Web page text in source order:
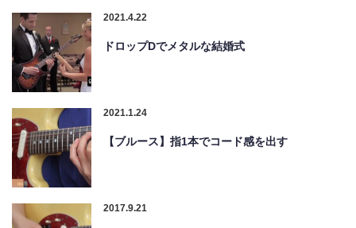
2021.4.22
ドロップDでメタルな結婚式
2021.1.24
【ブルース】指1本でコード感を出す
2017.9.21